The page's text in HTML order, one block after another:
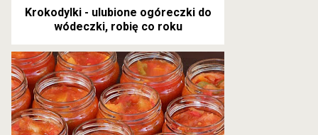
Krokodylki - ulubione ogóreczki do
wódeczki, robię co roku